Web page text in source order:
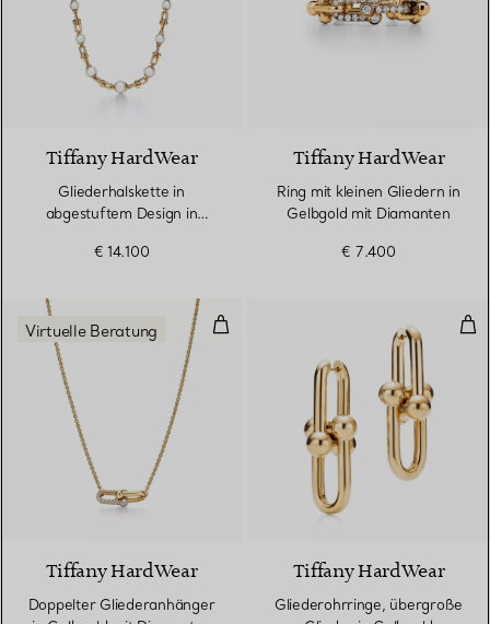
Tiffany HardWear
Gliederhalskette in
abgestuftem Design in
Süßwasserperlen
€ 14.100
Tiffany HardWear
Ring mit kleinen Gliedern in
Gelbgold mit Diamanten
€ 7.400
Doppelter Gliederanhänger in
2 Materialien
Virtuelle Beratung
Tiffany HardWear
Doppelter Gliederanhänger
Tiffany HardWear
Gliederohrringe, übergroße